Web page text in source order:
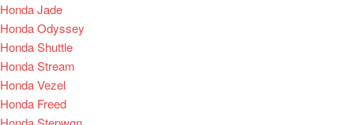
Honda Jade
Honda Odyssey
Honda Shuttle
Honda Stream
Honda Vezel
Honda Freed